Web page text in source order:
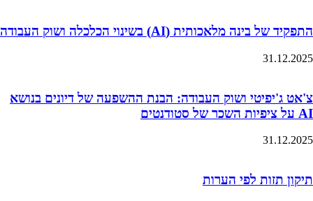
התפקיד של בינה מלאכותית (AI) בשינוי הכלכלה ושוק העבודה
31.12.2025
צ'אט ג'יפיטי ושוק העבודה: הבנת ההשפעה של דיונים בנושא
AI על ציפיות השכר של סטודנטים
31.12.2025
תיקון תזות לפי הערות